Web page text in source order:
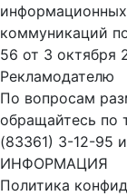
коммуникаций
56 от 3 октября
Рекламодателю
По вопросам
обращайтесь по
(83361) 3-12-95
ИНФОРМАЦИЯ
Политика